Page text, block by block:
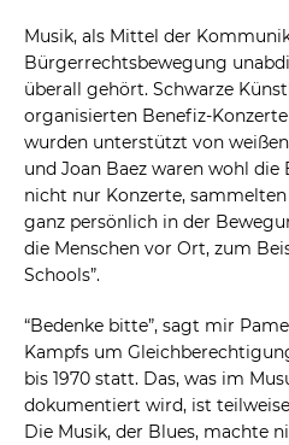
Musik, als Mittel der
Bürgerrechtsbewegung
überall gehört. Schwarze
organisierten Benefiz-
wurden unterstützt von
und Joan Baez waren wohl die
nicht nur Konzerte,
ganz persönlich in der
die Menschen vor Ort, zum
Schools”.
“Bedenke bitte”, sagt mir
Kampfs um
bis 1970 statt. Das, was im
dokumentiert wird, ist
Die Musik, der Blues, machte